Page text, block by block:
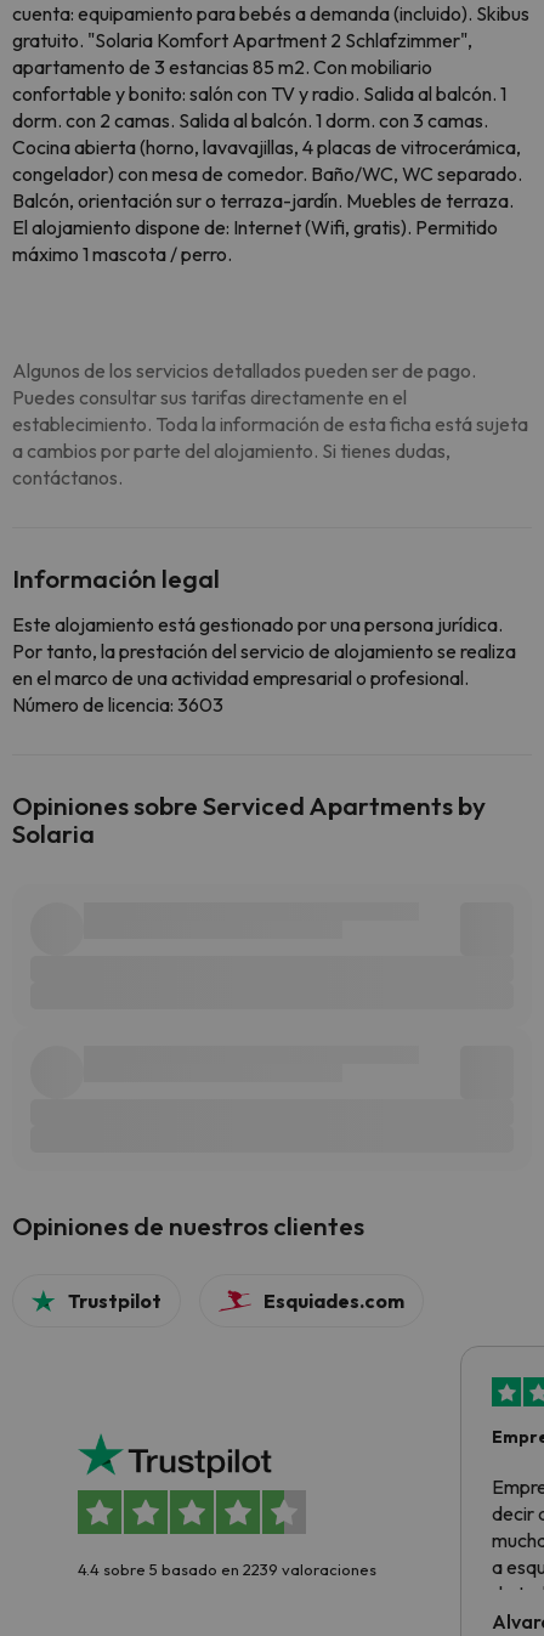
cuenta: equipamiento para bebés a demanda (incluido). Skibus
gratuito. "Solaria Komfort Apartment 2 Schlafzimmer",
apartamento de 3 estancias 85 m2. Con mobiliario
confortable y bonito: salón con TV y radio. Salida al balcón. 1
dorm. con 2 camas. Salida al balcón. 1 dorm. con 3 camas.
Cocina abierta (horno, lavavajillas, 4 placas de vitrocerámica,
congelador) con mesa de comedor. Baño/WC, WC separado.
Balcón, orientación sur o terraza-jardín. Muebles de terraza.
El alojamiento dispone de: Internet (Wifi, gratis). Permitido
máximo 1 mascota / perro.
Algunos de los servicios detallados pueden ser de pago.
Puedes consultar sus tarifas directamente en el
establecimiento. Toda la información de esta ficha está sujeta
a cambios por parte del alojamiento. Si tienes dudas,
contáctanos.
Información legal
Este alojamiento está gestionado por una persona jurídica.
Por tanto, la prestación del servicio de alojamiento se realiza
en el marco de una actividad empresarial o profesional.
Número de licencia: 3603
Opiniones sobre Serviced Apartments by
Solaria
Opiniones de nuestros clientes
Trustpilot Esquiades.com
4.4 sobre 5 basado en 2239 valoraciones
decir
a
de
al